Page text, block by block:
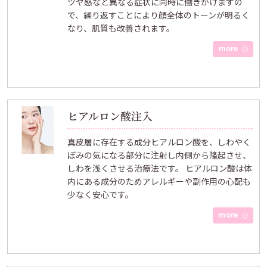
で、繰り返すことにより顔全体のトーンが明るく
なり、肌質も改善されます。
more
ヒアルロン酸注入
真皮層に存在する成分ヒアルロン酸を、しわやく
ぼみの気になる部分に注射し内側から隆起させ、
しわを浅くさせる治療法です。 ヒアルロン酸は体
内にある成分のためアレルギーや副作用の心配も
少なく安心です。
more